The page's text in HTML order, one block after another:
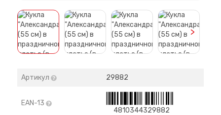
>
Артикул 29882
EAN-13
4810344329882